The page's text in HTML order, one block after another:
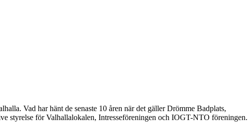
Vad har hänt de senaste 10 åren när det gäller Drömme Badplats,
styrelse för Valhallalokalen, Intresseföreningen och IOGT-NTO föreningen.